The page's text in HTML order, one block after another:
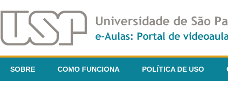
SOBRE COMO FUNCIONA POLÍTICA DE USO